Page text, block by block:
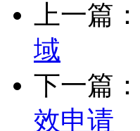
上一篇：
域
下一篇：
效申请